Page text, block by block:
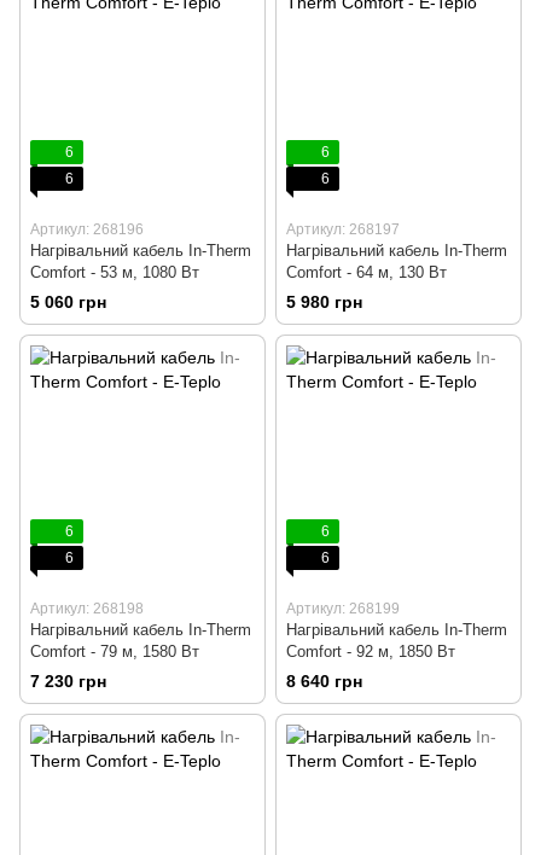
6
6
Артикул: 268196
Нагрівальний кабель In-Therm
Comfort - 53 м, 1080 Вт
5 060 грн
6
6
Артикул: 268197
Нагрівальний кабель In-Therm
Comfort - 64 м, 130 Вт
5 980 грн
6
6
Артикул: 268198
Нагрівальний кабель In-Therm
Comfort - 79 м, 1580 Вт
7 230 грн
6
6
Артикул: 268199
Нагрівальний кабель In-Therm
Comfort - 92 м, 1850 Вт
8 640 грн